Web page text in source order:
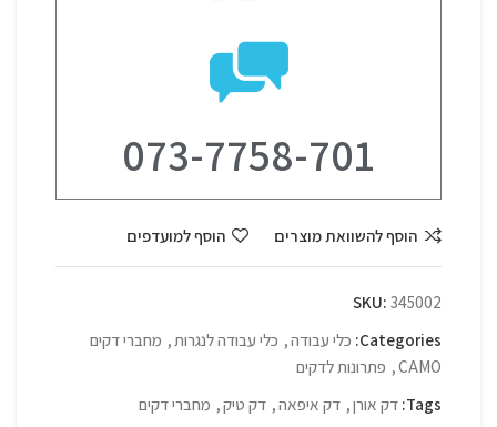
073-7758-701
הוסף להשוואת מוצרים הוסף למועדפים
SKU: 345002
Categories: כלי עבודה, כלי עבודה לנגרות, מחברי דקים
CAMO
, פתרונות לדקים
Tags: דק אורן, דק איפאה, דק טיק, מחברי דקים